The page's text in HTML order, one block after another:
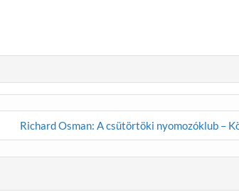
Richard Osman: A csütörtöki nyomozóklub –